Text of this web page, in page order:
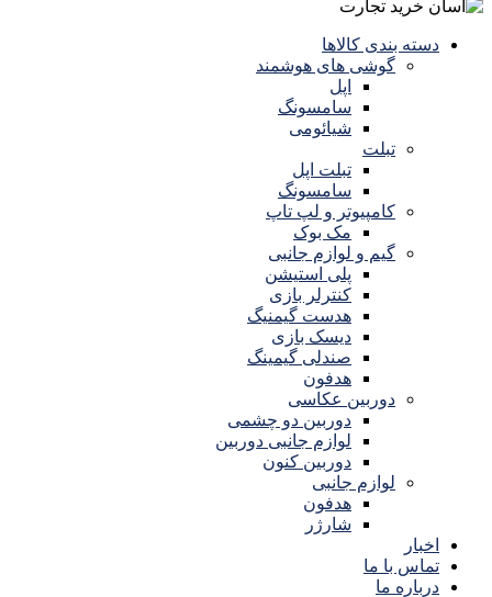
دسته بندی کالاها
گوشی های هوشمند
اپل
سامسونگ
شیائومی
تبلت
تبلت اپل
سامسونگ
کامپیوتر و لپ تاپ
مک بوک
گیم و لوازم جانبی
پلی استیشن
کنترلر بازی
هدست گیمنیگ
دیسک بازی
صندلی گیمینگ
هدفون
دوربین عکاسی
دوربین دو چشمی
لوازم جانبی دوربین
دوربین کنون
لوازم جانبی
هدفون
شارژر
اخبار
تماس با ما
درباره ما